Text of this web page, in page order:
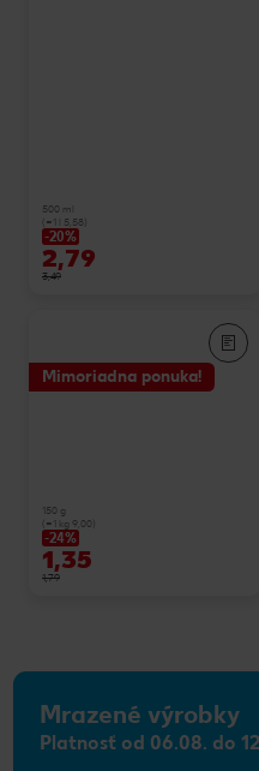
500 ml
(=1 l 5,58)
-20%
2,79
3,49
Mimoriadna ponuka!
150 g
(=1 kg 9,00)
-24%
1,35
1,79
Mrazené výrobky
Platnosť od 06.08. do